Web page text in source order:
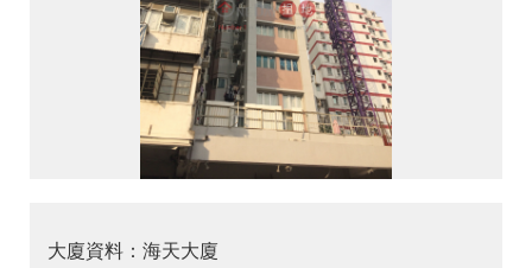
大廈資料：海天大廈